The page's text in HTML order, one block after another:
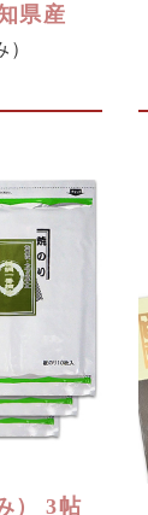
県産
）
） 3帖